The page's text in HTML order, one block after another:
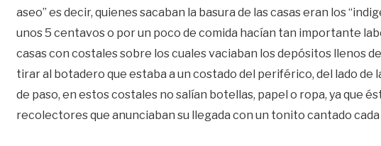
aseo” es decir, quienes sacaban la basura de las casas eran los
unos 5 centavos o por un poco de comida hacían tan importante
casas con costales sobre los cuales vaciaban los depósitos llenos
tirar al botadero que estaba a un costado del periférico, del lado de
de paso, en estos costales no salían botellas, papel o ropa, ya que
recolectores que anunciaban su llegada con un tonito cantado cada